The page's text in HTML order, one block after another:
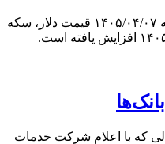
قیمت دلار، سکه و طلا امروز یکشنبه ۱۴۰۵/۰۴/۰۷ قیمت دلار، سکه
و طلا در بازار امروز یکشنبه ۱۴۰۵/۰۴/۰۷ افزایش یافته است.
که با اعلام شرکت خدمات